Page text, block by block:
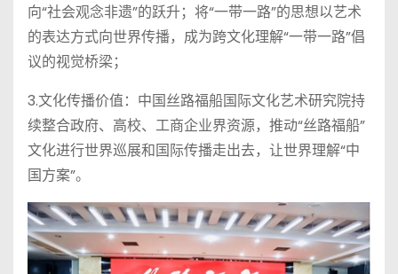
向“社会观念非遗”的跃升；将“一带一路”的思想以艺术
的表达方式向世界传播，成为跨文化理解“一带一路”倡
议的视觉桥梁；
3.文化传播价值：中国丝路福船国际文化艺术研究院持
续整合政府、高校、工商企业界资源，推动“丝路福船”
文化进行世界巡展和国际传播走出去，让世界理解“中
国方案”。